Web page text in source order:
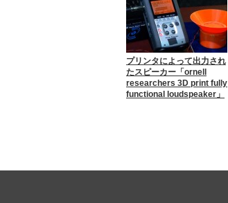
プリンタによって出力され
たスピーカー「ornell
researchers 3D print fully
functional loudspeaker」